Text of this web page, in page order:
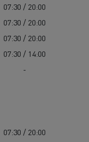
07:30 / 20:00
07:30 / 20:00
07:30 / 20:00
07:30 / 14:00
-
07:30 / 20:00